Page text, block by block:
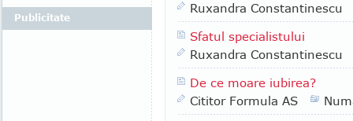
Ruxandra Constantinescu
Sfatul specialistului
Ruxandra Constantinescu
De ce moare iubirea?
Cititor Formula AS
Publicitate